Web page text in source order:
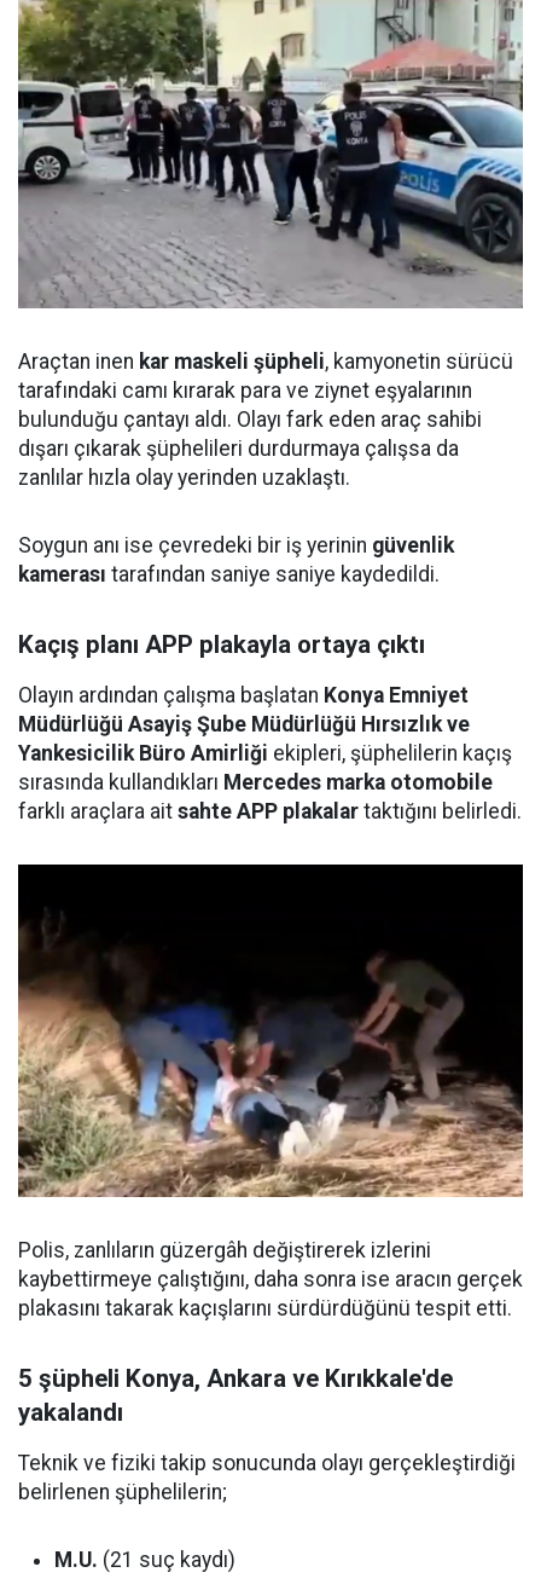
Araçtan inen kar maskeli şüpheli, kamyonetin sürücü
tarafındaki camı kırarak para ve ziynet eşyalarının
bulunduğu çantayı aldı. Olayı fark eden araç sahibi
dışarı çıkarak şüphelileri durdurmaya çalışsa da
zanlılar hızla olay yerinden uzaklaştı.
Soygun anı ise çevredeki bir iş yerinin güvenlik
kamerası tarafından saniye saniye kaydedildi.
Kaçış planı APP plakayla ortaya çıktı
Olayın ardından çalışma başlatan Konya Emniyet
Müdürlüğü Asayiş Şube Müdürlüğü Hırsızlık ve
Yankesicilik Büro Amirliği ekipleri, şüphelilerin kaçış
sırasında kullandıkları Mercedes marka otomobile
farklı araçlara ait sahte APP plakalar taktığını belirledi.
Polis, zanlıların güzergâh değiştirerek izlerini
kaybettirmeye çalıştığını, daha sonra ise aracın gerçek
plakasını takarak kaçışlarını sürdürdüğünü tespit etti.
5 şüpheli Konya, Ankara ve Kırıkkale'de
yakalandı
Teknik ve fiziki takip sonucunda olayı gerçekleştirdiği
belirlenen şüphelilerin;
M.U. (21 suç kaydı)